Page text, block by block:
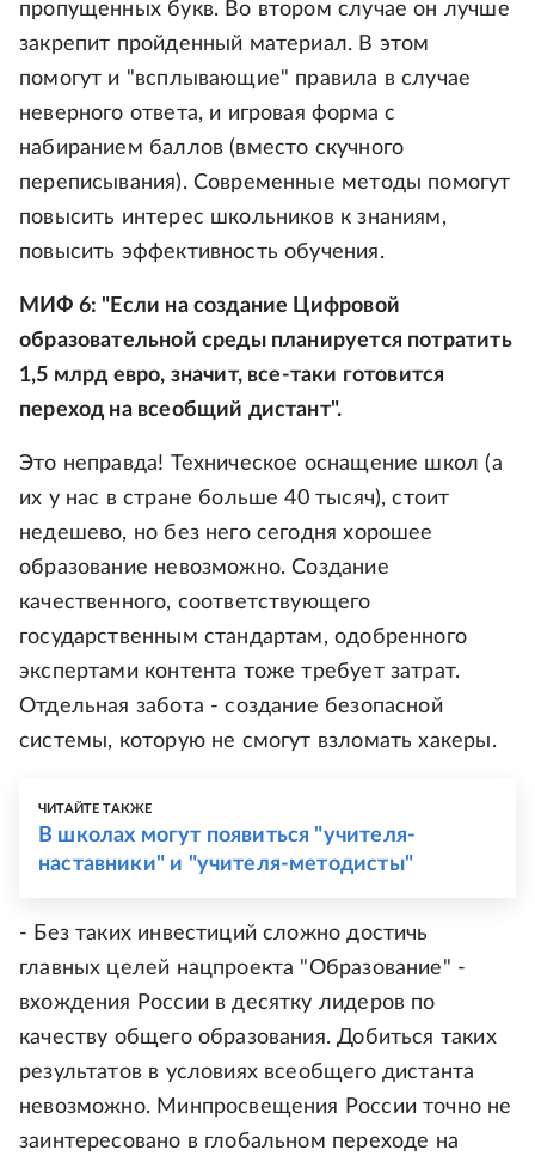
пропущенных букв. Во втором случае он лучше
закрепит пройденный материал. В этом
помогут и "всплывающие" правила в случае
неверного ответа, и игровая форма с
набиранием баллов (вместо скучного
переписывания). Современные методы помогут
повысить интерес школьников к знаниям,
повысить эффективность обучения.
МИФ 6: "Если на создание Цифровой
образовательной среды планируется потратить
1,5 млрд евро, значит, все-таки готовится
переход на всеобщий дистант".
Это неправда! Техническое оснащение школ (а
их у нас в стране больше 40 тысяч), стоит
недешево, но без него сегодня хорошее
образование невозможно. Создание
качественного, соответствующего
государственным стандартам, одобренного
экспертами контента тоже требует затрат.
Отдельная забота - создание безопасной
системы, которую не смогут взломать хакеры.
ЧИТАЙТЕ ТАКЖЕ
В школах могут появиться "учителя-
наставники" и "учителя-методисты"
- Без таких инвестиций сложно достичь
главных целей нацпроекта "Образование" -
вхождения России в десятку лидеров по
качеству общего образования. Добиться таких
результатов в условиях всеобщего дистанта
невозможно. Минпросвещения России точно не
заинтересовано в глобальном переходе на